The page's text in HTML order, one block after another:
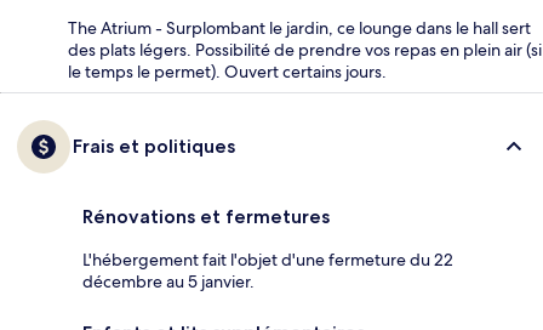
The Atrium - Surplombant le jardin, ce lounge dans le hall sert
des plats légers. Possibilité de prendre vos repas en plein air (si
le temps le permet). Ouvert certains jours.
Frais et politiques
Rénovations et fermetures
L'hébergement fait l'objet d'une fermeture du 22
décembre au 5 janvier.